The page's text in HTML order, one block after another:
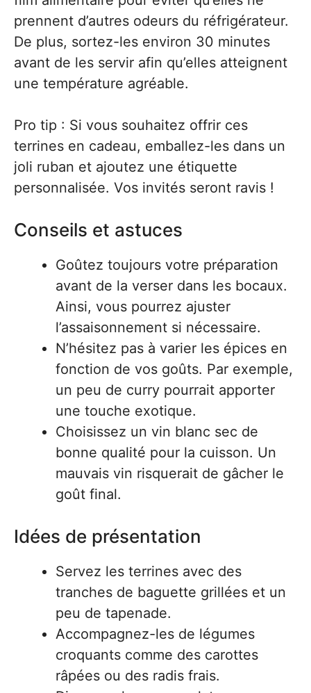
prennent d’autres odeurs du réfrigérateur.
De plus, sortez-les environ 30 minutes
avant de les servir afin qu’elles atteignent
une température agréable.
Pro tip : Si vous souhaitez offrir ces
terrines en cadeau, emballez-les dans un
joli ruban et ajoutez une étiquette
personnalisée. Vos invités seront ravis !
Conseils et astuces
Goûtez toujours votre préparation
avant de la verser dans les bocaux.
Ainsi, vous pourrez ajuster
l’assaisonnement si nécessaire.
N’hésitez pas à varier les épices en
fonction de vos goûts. Par exemple,
un peu de curry pourrait apporter
une touche exotique.
Choisissez un vin blanc sec de
bonne qualité pour la cuisson. Un
mauvais vin risquerait de gâcher le
goût final.
Idées de présentation
Servez les terrines avec des
tranches de baguette grillées et un
peu de tapenade.
Accompagnez-les de légumes
croquants comme des carottes
râpées ou des radis frais.